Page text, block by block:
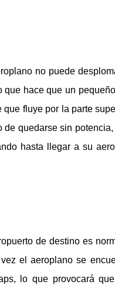
no puede
hace que un
fluye por la parte
quedarse sin
hasta llegar a su
de destino es
el aeroplano se
lo que provocará